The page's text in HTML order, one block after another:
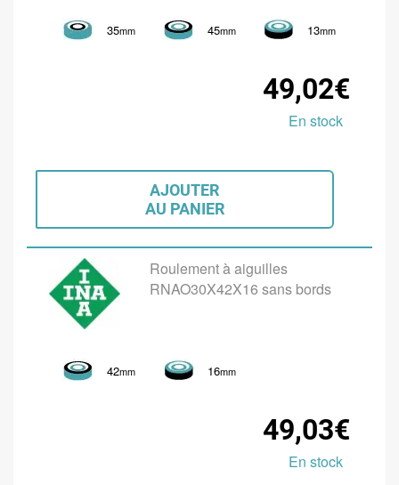
35mm 45mm 13mm
49,02€
En stock
AJOUTER
AU PANIER
Roulement à aiguilles
RNAO30X42X16 sans bords
42mm 16mm
49,03€
En stock